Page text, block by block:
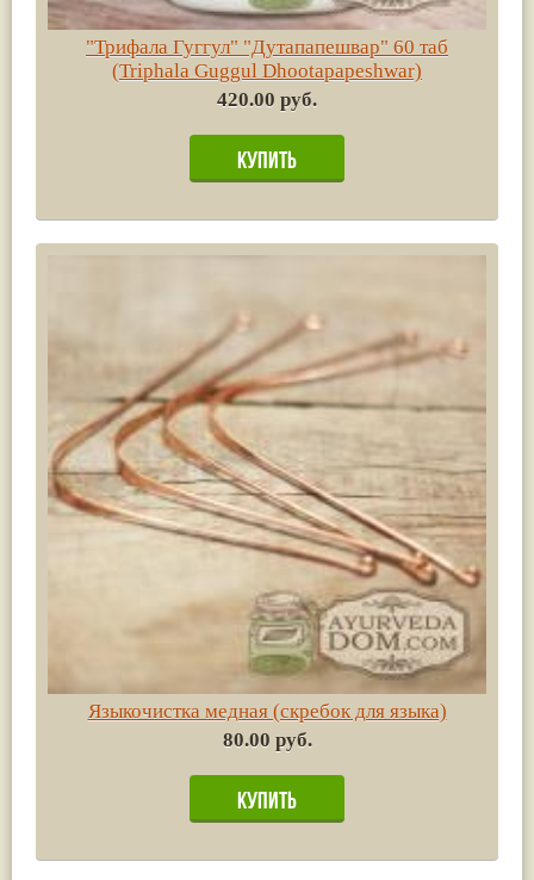
"Трифала Гуггул" "Дутапапешвар" 60 таб
(Triphala Guggul Dhootapapeshwar)
420.00 руб.
Языкочистка медная (скребок для языка)
80.00 руб.